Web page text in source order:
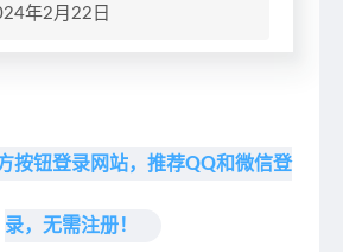
年2月22日
按钮登录网站，推荐QQ和微信登
录，无需注册！